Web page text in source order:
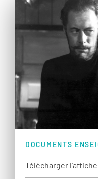
DOCUMENTS
Télécharger